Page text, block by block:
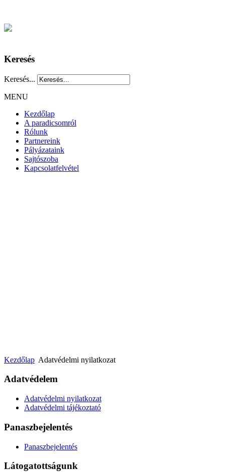
Keresés
Keresés...
MENU
Kezdőlap
A paradicsomról
Rólunk
Partnereink
Pályázataink
Sajtószoba
Kapcsolatfelvétel
Kezdőlap Adatvédelmi nyilatkozat
Adatvédelem
Adatvédelmi nyilatkozat
Adatvédelmi tájékoztató
Panaszbejelentés
Panaszbejelentés
Látogatottságunk